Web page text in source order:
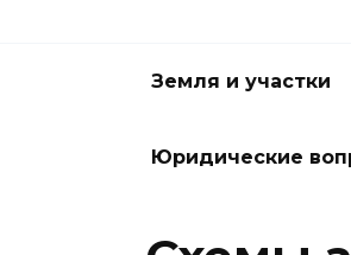
Земля и участки
Юридические